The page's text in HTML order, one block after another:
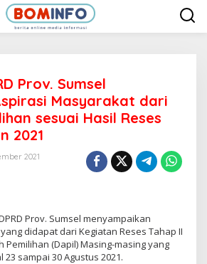
Prov. Sumsel
Masyarakat dari
sesuai Hasil Reses
2021
2021
Prov. Sumsel menyampaikan
didapat dari Kegiatan Reses Tahap II
Pemilihan (Dapil) Masing-masing yang
sampai 30 Agustus 2021.